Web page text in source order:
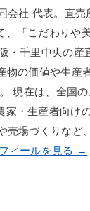
会社 代表。直
、「こだわりや
・千里中央の産
物の価値や生産
現在は、全国
家・生産者向け
売場づくりなど
ィールを見る →